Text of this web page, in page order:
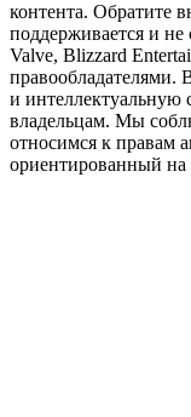
контента. Обратите
поддерживается и
Valve, Blizzard
правообладателями.
и интеллектуальную
владельцам. Мы
относимся к правам
ориентированный на